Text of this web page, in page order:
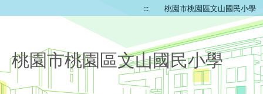
::: 桃園市桃園區文山國民小學
桃園市桃園區文山國民小學